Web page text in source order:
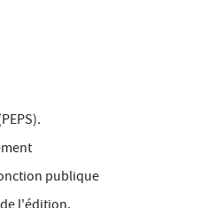
publique